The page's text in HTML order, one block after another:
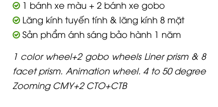
1 bánh xe màu + 2 bánh xe gobo
Lăng kính tuyến tính & lăng kính 8 mặt
Sản phẩm ánh sáng bảo hành 1 năm
1 color wheel+2 gobo wheels Liner prism & 8
facet prism. Animation wheel. 4 to 50 degree
Zooming CMY+2 CTO+CTB